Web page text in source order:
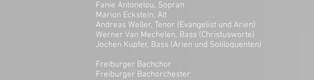
Fanie Antonelou, Sopran
Marion Eckstein, Alt
Andreas Weller, Tenor (Evangelist und Arien)
Werner Van Mechelen, Bass (Christusworte)
Jochen Kupfer, Bass (Arien und Soliloquenten)
Freiburger Bachchor
Freiburger Bachorchester